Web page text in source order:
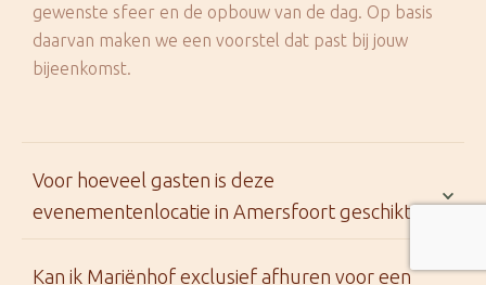
gewenste sfeer en de opbouw van de dag. Op basis
daarvan maken we een voorstel dat past bij jouw
bijeenkomst.
Voor hoeveel gasten is deze
evenementenlocatie in Amersfoort geschikt?
Kan ik Mariënhof exclusief afhuren voor een